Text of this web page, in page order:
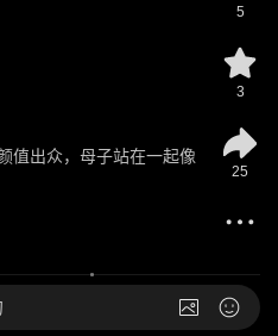
值出众，母子站在一起像
5
3
25